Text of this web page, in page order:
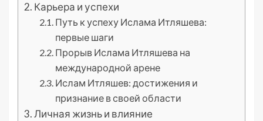
Карьера и успехи
Путь к успеху Ислама Итляшева:
первые шаги
Прорыв Ислама Итляшева на
международной арене
Ислам Итляшев: достижения и
признание в своей области
Личная жизнь и влияние